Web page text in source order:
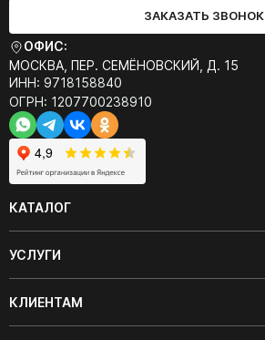
ЗАКАЗАТЬ ЗВОНОК
ОФИС:
МОСКВА, ПЕР. СЕМЁНОВСКИЙ, Д. 15
ИНН: 9718158840
ОГРН: 1207700238910
КАТАЛОГ
УСЛУГИ
КЛИЕНТАМ